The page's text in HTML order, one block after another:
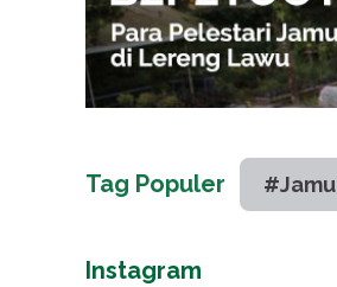
Tag Populer #Jamu
Instagram